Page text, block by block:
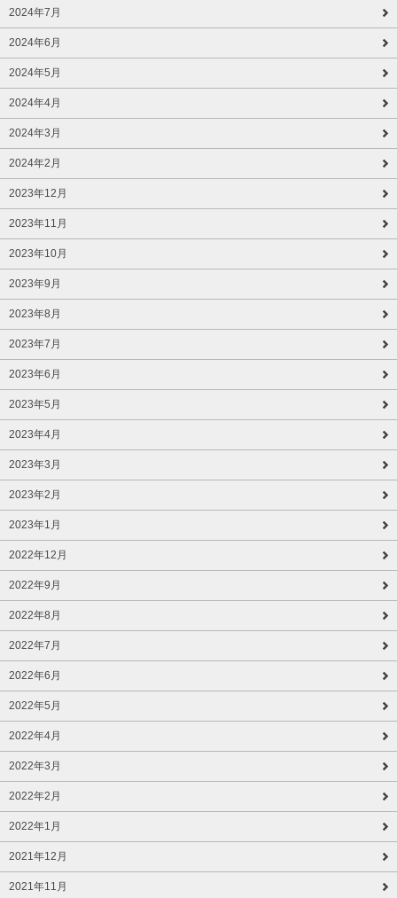
2024年7月
2024年6月
2024年5月
2024年4月
2024年3月
2024年2月
2023年12月
2023年11月
2023年10月
2023年9月
2023年8月
2023年7月
2023年6月
2023年5月
2023年4月
2023年3月
2023年2月
2023年1月
2022年12月
2022年9月
2022年8月
2022年7月
2022年6月
2022年5月
2022年4月
2022年3月
2022年2月
2022年1月
2021年12月
2021年11月